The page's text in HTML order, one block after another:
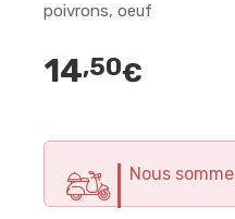
poivrons, oeuf
14,50€
Nous